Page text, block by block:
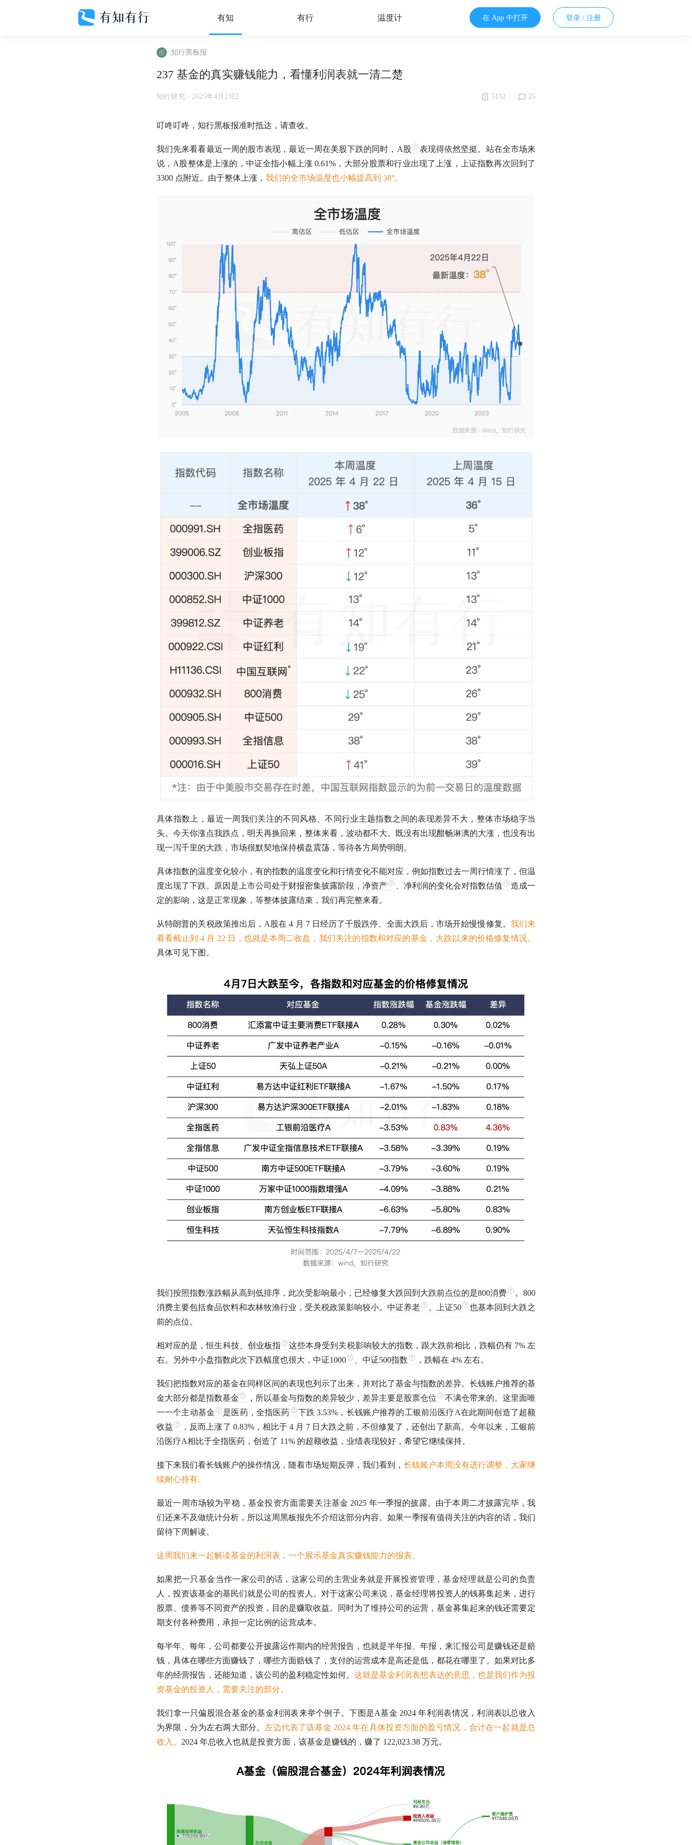
有知 有行 温度计 在 App 中打开 登录 / 注册
知行黑板报
237 基金的真实赚钱能力，看懂利润表就一清二楚
知行研究 · 2025年4月23日 5132 25
叮咚叮咚，知行黑板报准时抵达，请查收。
我们先来看看最近一周的股市表现，最近一周在美股下跌的同时， A股
表现得依然坚挺。站在全市场来
说， A股整体是上涨的，中证全指小幅上涨 0.61%，大部分股票和行业出现了上涨，上证指数再次回到了
3300 点附近。由于整体上涨， 我们的全市场温度也小幅提高到 38°。
具体指数上，最近一周我们关注的不同风格、不同行业主题指数之间的表现差异不大，整体市场稳字当
头。今天你涨点我跌点，明天再换回来，整体来看，波动都不大。既没有出现酣畅淋漓的大涨，也没有出
现一泻千里的大跌，市场很默契地保持横盘震荡，等待各方局势明朗。
具体指数的温度变化较小，有的指数的温度变化和行情变化不能对应，例如指数过去一周行情涨了，但温
度出现了下跌。原因是上市公司处于财报密集披露阶段， 净资产 、净利润的变化会对指数估值
造成一
定的影响，这是正常现象，等整体披露结束，我们再完整来看。
从特朗普的关税政策推出后， A股在 4 月 7 日经历了千股跌停、全面大跌后，市场开始慢慢修复。 我们来
看看截止到 4 月 22 日，也就是本周二收盘，我们关注的指数和对应的基金，大跌以来的价格修复情况。
具体可见下图。
我们按照指数涨跌幅从高到低排序，此次受影响最小，已经修复大跌回到大跌前点位的是800消费 。 800
消费主要包括食品饮料和农林牧渔行业，受关税政策影响较小。 中证养老 上证50
也基本回到大跌之
前的点位。
相对应的是，恒生科技、 创业板指
这些本身受到关税影响较大的指数，跟大跌前相比，跌幅仍有 7% 左
右。另外中小盘指数此次下跌幅度也很大， 中证1000 中证500指数 ，跌幅在 4% 左右。
我们把指数对应的基金在同样区间的表现也列示了出来，并对比了基金与指数的差异。长钱账户推荐的基
金大部分都是指数基金 ，所以基金与指数的差异较少，差异主要是股票仓位
不满仓带来的。这里面唯
一一个主动基金 是医药， 全指医药 下跌 3.53%，长钱账户推荐的工银前沿医疗A在此期间创造了超额
收益
，反而上涨了 0.83%，相比于 4 月 7 日大跌之前，不但修复了，还创出了新高。今年以来，工银前
沿医疗A相比于全指医药 ，创造了 11% 的超额收益 ，业绩表现较好，希望它继续保持。
接下来我们看长钱账户的操作情况，随着市场短期反弹，我们看到， 长钱账户本周没有进行调整，大家继
续耐心持有。
最近一周市场较为平稳，基金投资方面需要关注基金 2025 年一季报的披露。由于本周二才披露完毕，我
们还来不及做统计分析，所以这周黑板报先不介绍这部分内容。如果一季报有值得关注的内容的话，我们
留待下周解读。
这周我们来一起解读基金的利润表，一个展示基金真实赚钱能力的报表。
如果把一只基金当作一家公司的话，这家公司的主营业务就是开展投资管理，基金经理就是公司的负责
人，投资该基金的基民们就是公司的投资人。对于这家公司来说，基金经理将投资人的钱募集起来，进行
股票、债券等不同资产的投资，目的是赚取收益。同时为了维持公司的运营，基金募集起来的钱还需要定
期支付各种费用，承担一定比例的运营成本。
每半年、每年，公司都要公开披露运作期内的经营报告，也就是半年报、年报，来汇报公司是赚钱还是赔
钱，具体在哪些方面赚钱了，哪些方面赔钱了，支付的运营成本是高还是低，都花在哪里了。如果对比多
年的经营报告，还能知道，该公司的盈利稳定性如何。 这就是基金利润表想表达的意思，也是我们作为投
资基金的投资人，需要关注的部分。
我们拿一只偏股混合基金的基金利润表来举个例子。下图是A基金 2024 年利润表情况，利润表以总收入
为界限，分为左右两大部分。 左边代表了该基金 2024 年在具体投资方面的盈亏情况，合计在一起就是总
收入。 2024 年总收入也就是投资方面，该基金是赚钱的，赚了 122,023.38 万元。